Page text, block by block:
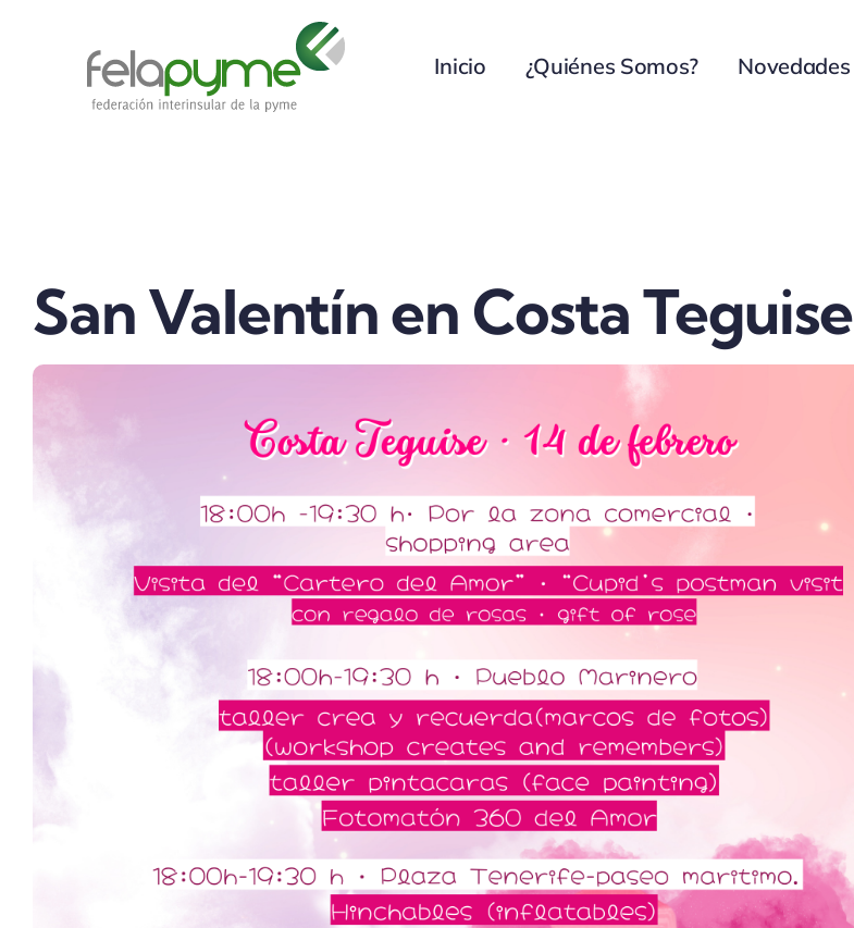
Inicio ¿Quiénes Somos? Novedades
San Valentín en Costa Teguise